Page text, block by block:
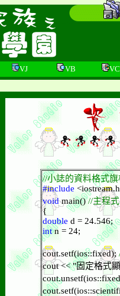
VJ VB VC
//小誌的資料格式
#include
voidmain()//主程
{
double d = 24.546;
intn = 24;
cout.setf(ios::fixed);
cout << "固定格式